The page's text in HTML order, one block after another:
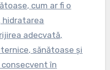
cum ar fi o
hidratarea
adecvată,
sănătoase și
în